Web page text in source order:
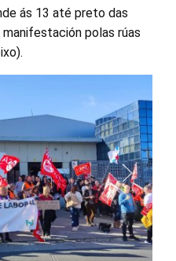
ás 13 até preto das
polas rúas